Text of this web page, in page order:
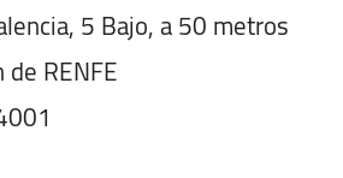
5 Bajo, a 50 metros
RENFE